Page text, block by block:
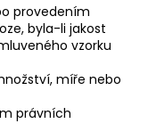
provedením
byla-li jakost
vzorku
míře nebo
právních